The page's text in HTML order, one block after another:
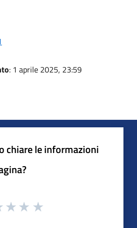
: 1 aprile 2025, 23:59
chiare le informazioni